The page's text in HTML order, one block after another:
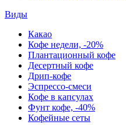
Виды
Какао
Кофе недели, -20%
Плантационный кофе
Десертный кофе
Дрип-кофе
Эспрессо-смеси
Кофе в капсулах
Фунт кофе, -40%
Кофейные сеты